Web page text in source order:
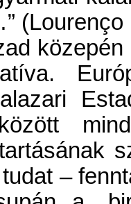
(Lourenço
között
–